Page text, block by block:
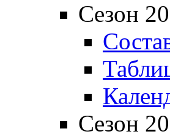
Сезон
Сезон